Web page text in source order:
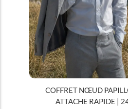
COFFRET NŒUD
ATTACHE RAPIDE |